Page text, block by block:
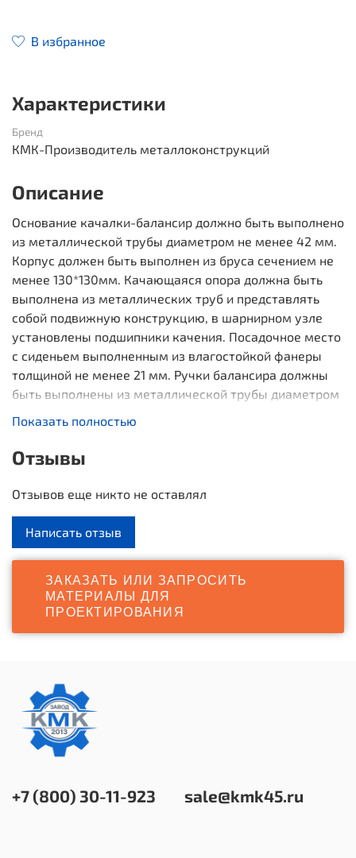
В избранное
Характеристики
Бренд
КМК-Производитель металлоконструкций
Описание
Основание качалки-балансир должно быть выполнено
из металлической трубы диаметром не менее 42 мм.
Корпус должен быть выполнен из бруса сечением не
менее 130*130мм. Качающаяся опора должна быть
выполнена из металлических труб и представлять
собой подвижную конструкцию, в шарнирном узле
установлены подшипники качения. Посадочное место
с сиденьем выполненным из влагостойкой фанеры
толщиной не менее 21 мм. Ручки балансира должны
быть выполнены из металлической трубы диаметром
быть выполнено из армированной резины толщиной
не менее 10 мм.
Показать полностью
Отзывы
Отзывов еще никто не оставлял
Написать отзыв
ЗАКАЗАТЬ ИЛИ ЗАПРОСИТЬ
МАТЕРИАЛЫ ДЛЯ
ПРОЕКТИРОВАНИЯ
+7 (800) 30-11-923 sale@kmk45.ru